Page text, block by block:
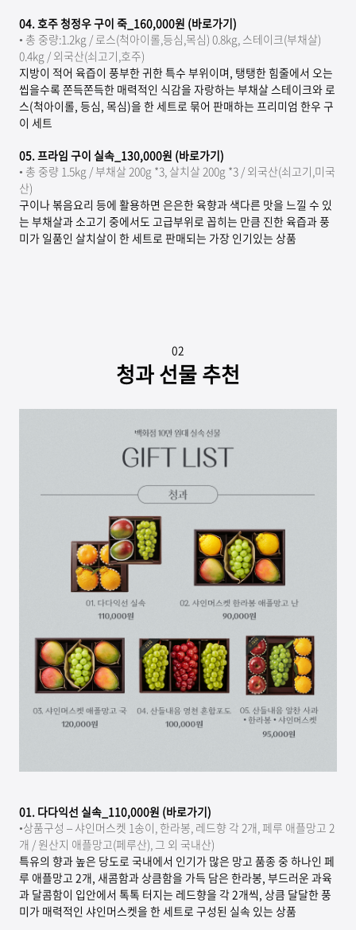
04.호주 청정우 구이 죽_160,000원 (바로가기)
• 총 중량:1.2kg / 로스(척아이롤,등심,목심) 0.8kg, 스테이크(부채살)
0.4kg / 외국산(쇠고기,호주)
지방이 적어 육즙이 풍부한 귀한 특수 부위이며, 탱탱한 힘줄에서 오는
씹을수록 쫀득쫀득한 매력적인 식감을 자랑하는 부채살 스테이크와 로
스(척아이롤, 등심, 목심)을 한 세트로 묶어 판매하는 프리미엄 한우 구
이 세트
05.프라임 구이 실속_130,000원 (바로가기)
• 총 중량 1.5kg / 부채살 200g *3, 살치살 200g *3 / 외국산(쇠고기,미국
산)
구이나 볶음요리 등에 활용하면 은은한 육향과 색다른 맛을 느낄 수 있
는 부채살과 소고기 중에서도 고급부위로 꼽히는 만큼 진한 육즙과 풍
미가 일품인 살치살이 한 세트로 판매되는 가장 인기있는 상품
02
청과 선물 추천
01. 다다익선 실속_110,000원 (바로가기)
•상품구성 – 샤인머스켓 1송이, 한라봉, 레드향 각 2개, 페루 애플망고 2
개 / 원산지 애플망고(페루산), 그 외 국내산)
특유의 향과 높은 당도로 국내에서 인기가 많은 망고 품종 중 하나인 페
루 애플망고 2개, 새콤함과 상큼함을 가득 담은 한라봉, 부드러운 과육
과 달콤함이 입안에서 톡톡 터지는 레드향을 각 2개씩, 상큼 달달한 풍
미가 매력적인 샤인머스켓을 한 세트로 구성된 실속 있는 상품